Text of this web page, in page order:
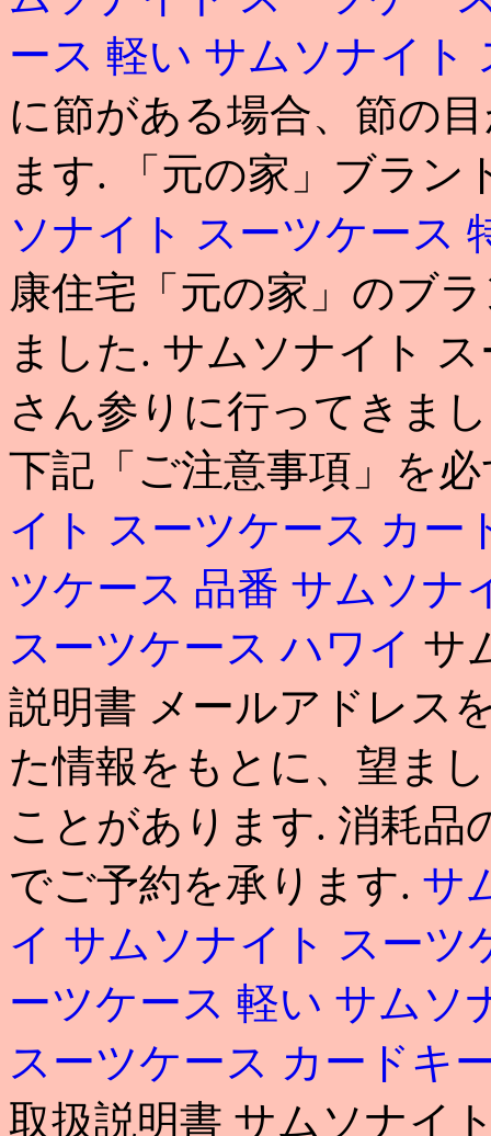
ース 軽い サムソナイト
に節がある場合、節の
ます. 「元の家」ブラ
ソナイト スーツケース
康住宅「元の家」のブ
ました. サムソナイト
さん参りに行ってきま
下記「ご注意事項」を
イト スーツケース カー
ツケース 品番 サムソナ
スーツケース ハワイ サ
説明書 メールアドレス
た情報をもとに、望ま
ことがあります. 消耗品
でご予約を承ります. サ
イ サムソナイト スーツ
ーツケース 軽い サムソ
スーツケース カードキ
取扱説明書 サムソナイ